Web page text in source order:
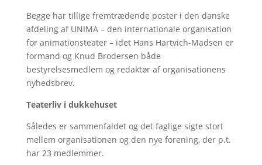
Begge har tillige fremtrædende poster i den danske
afdeling af UNIMA – den internationale organisation
for animationsteater – idet Hans Hartvich-Madsen er
formand og Knud Brodersen både
bestyrelsesmedlem og redaktør af organisationens
nyhedsbrev.
Teaterliv i dukkehuset
Således er sammenfaldet og det faglige sigte stort
mellem organisationen og den nye forening, der p.t.
har 23 medlemmer.